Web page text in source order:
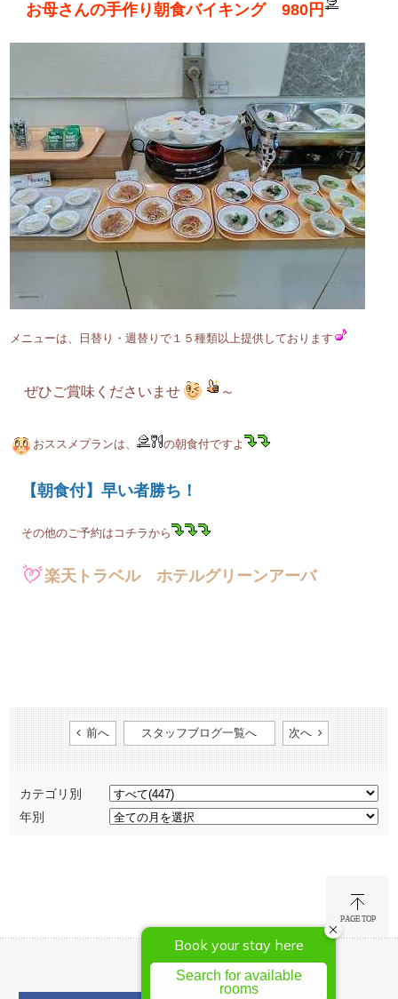
お母さんの手作り朝食バイキング 980円
メニューは、日替り・週替りで１５種類以上提供しております
ぜひご賞味くださいませ ～
おススメプランは、 の朝食付ですよ
【朝食付】早い者勝ち！
その他のご予約はコチラから
楽天トラベル ホテルグリーンアーバ
前へ スタッフブログ一覧へ 次へ
カテゴリ別
年別